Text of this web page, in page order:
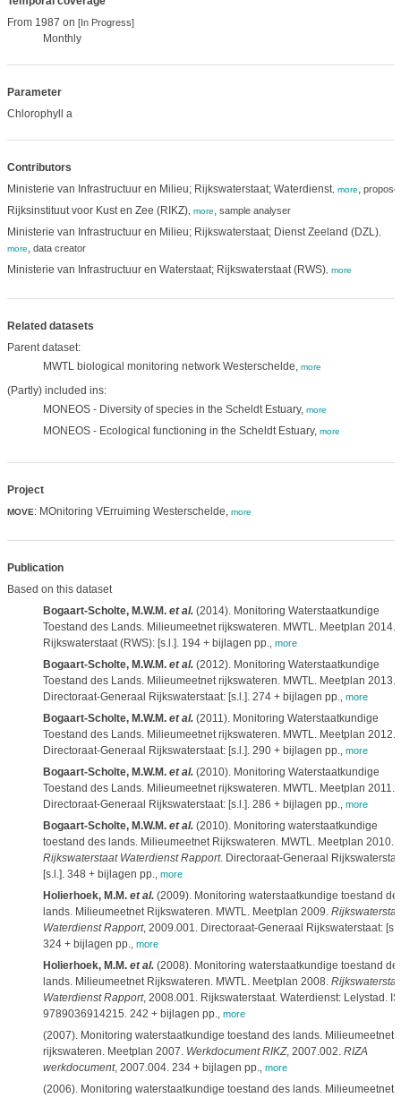
From 1987 on [In Progress]
Monthly
Parameter
Chlorophyll a
Contributors
Ministerie van Infrastructuur en Milieu; Rijkswaterstaat; Waterdienst, more,
Rijksinstituut voor Kust en Zee (RIKZ), more, sample analyser
Ministerie van Infrastructuur en Milieu; Rijkswaterstaat; Dienst Zeeland (DZL),
more, data creator
Ministerie van Infrastructuur en Waterstaat; Rijkswaterstaat (RWS), more
Related datasets
Parent dataset:
MWTL biological monitoring network Westerschelde, more
(Partly) included ins:
MONEOS - Diversity of species in the Scheldt Estuary, more
MONEOS - Ecological functioning in the Scheldt Estuary, more
Project
MOVE: MOnitoring VErruiming Westerschelde, more
Publication
Based on this dataset
Bogaart-Scholte, M.W.M. et al.(2014). Monitoring Waterstaatkundige
Toestand des Lands. Milieumeetnet rijkswateren. MWTL. Meetplan 2014.
Rijkswaterstaat (RWS): [s.l.]. 194 + bijlagen pp. more
Bogaart-Scholte, M.W.M. et al.(2012). Monitoring Waterstaatkundige
Toestand des Lands. Milieumeetnet rijkswateren. MWTL. Meetplan 2013.
Directoraat-Generaal Rijkswaterstaat: [s.l.]. 274 + bijlagen pp. more
Bogaart-Scholte, M.W.M. et al.(2011). Monitoring Waterstaatkundige
Toestand des Lands. Milieumeetnet rijkswateren. MWTL. Meetplan 2012.
Directoraat-Generaal Rijkswaterstaat: [s.l.]. 290 + bijlagen pp. more
Bogaart-Scholte, M.W.M. et al.(2010). Monitoring Waterstaatkundige
Toestand des Lands. Milieumeetnet rijkswateren. MWTL. Meetplan 2011.
Directoraat-Generaal Rijkswaterstaat: [s.l.]. 286 + bijlagen pp. more
Bogaart-Scholte, M.W.M. et al.(2010). Monitoring waterstaatkundige
toestand des lands. Milieumeetnet Rijkswateren. MWTL. Meetplan 2010.
Rijkswaterstaat Waterdienst Rapport. Directoraat-Generaal
[s.l.]. 348 + bijlagen pp. more
Holierhoek, M.M. et al.(2009). Monitoring waterstaatkundige toestand
lands. Milieumeetnet Rijkswateren. MWTL. Meetplan 2009.
Waterdienst Rapport, 2009.001. Directoraat-Generaal Rijkswaterstaat:
324 + bijlagen pp. more
Holierhoek, M.M. et al.(2008). Monitoring waterstaatkundige toestand
lands. Milieumeetnet Rijkswateren. MWTL. Meetplan 2008.
Waterdienst Rapport, 2008.001. Rijkswaterstaat. Waterdienst: Lelystad.
9789036914215. 242 + bijlagen pp. more
(2007). Monitoring waterstaatkundige toestand des lands. Milieumeetnet
rijkswateren. Meetplan 2007. Werkdocument RIKZ, 2007.002. RIZA
werkdocument, 2007.004. 234 + bijlagen pp. more
(2006). Monitoring waterstaatkundige toestand des lands. Milieumeetnet